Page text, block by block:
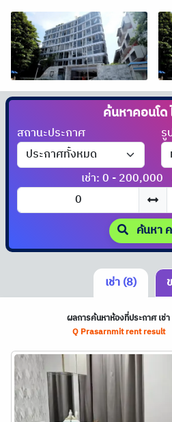
ค้นหาคอนโด
สถานะประกาศ รู
เช่า: 0 - 200,000
ค้นหา
เช่า (8)
ผลการค้นหาห้องที่ประกาศ เช่า
Q Prasarnmit rent result